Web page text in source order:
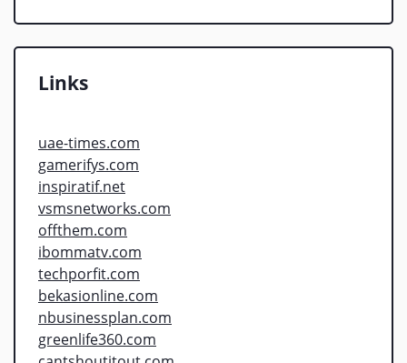
Links
uae-times.com
gamerifys.com
inspiratif.net
vsmsnetworks.com
offthem.com
ibommatv.com
techporfit.com
bekasionline.com
nbusinessplan.com
greenlife360.com